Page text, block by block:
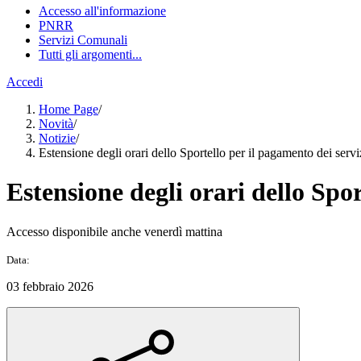
Accesso all'informazione
PNRR
Servizi Comunali
Tutti gli argomenti...
Accedi
Home Page/
Novità/
Notizie/
Estensione degli orari dello Sportello per il pagamento dei
Estensione degli orari dello
Accesso disponibile anche venerdì mattina
Data:
03 febbraio 2026